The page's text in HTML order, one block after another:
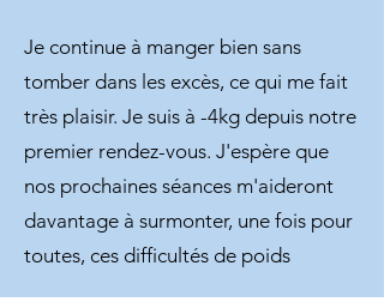
Je continue à manger bien sans
tomber dans les excès, ce qui me fait
très plaisir. Je suis à -4kg depuis notre
premier rendez-vous. J'espère que
nos prochaines séances m'aideront
davantage à surmonter, une fois pour
toutes, ces difficultés de poids